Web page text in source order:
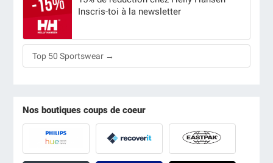
Inscris-toi à la newsletter
Top 50 Sportswear →
Nos boutiques coups de coeur